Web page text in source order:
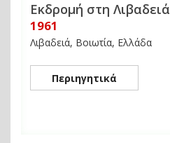
Εκδρομή στη Λιβαδειά
1961
Λιβαδειά, Βοιωτία, Ελλάδα
Περιηγητικά